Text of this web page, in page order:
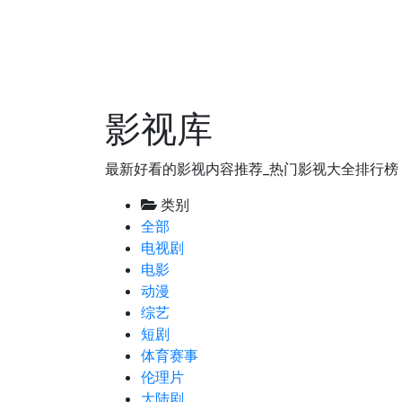
影视库
最新好看的影视内容推荐_热门影视大全排行榜
类别
全部
电视剧
电影
动漫
综艺
短剧
体育赛事
伦理片
大陆剧